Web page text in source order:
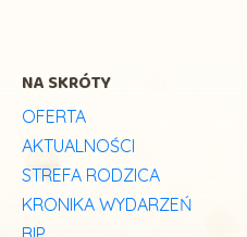
NA SKRÓTY
OFERTA
AKTUALNOŚCI
STREFA RODZICA
KRONIKA WYDARZEŃ